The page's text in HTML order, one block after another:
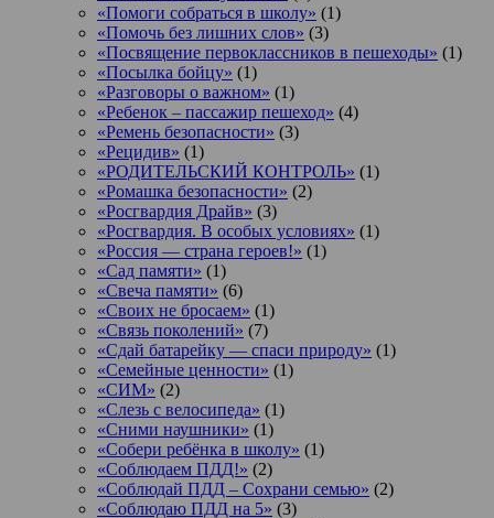
«Помоги собраться в школу» (1)
«Помочь без лишних слов» (3)
«Посвящение первоклассников в пешеходы» (1)
«Посылка бойцу» (1)
«Разговоры о важном» (1)
«Ребенок – пассажир пешеход» (4)
«Ремень безопасности» (3)
«Рецидив» (1)
«РОДИТЕЛЬСКИЙ КОНТРОЛЬ» (1)
«Ромашка безопасности» (2)
«Росгвардия Драйв» (3)
«Росгвардия. В особых условиях» (1)
«Россия — страна героев!» (1)
«Сад памяти» (1)
«Свеча памяти» (6)
«Своих не бросаем» (1)
«Связь поколений» (7)
«Сдай батарейку — спаси природу» (1)
«Семейные ценности» (1)
«СИМ» (2)
«Слезь с велосипеда» (1)
«Сними наушники» (1)
«Собери ребёнка в школу» (1)
«Соблюдаем ПДД!» (2)
«Соблюдай ПДД – Сохрани семью» (2)
«Соблюдаю ПДД на 5» (3)